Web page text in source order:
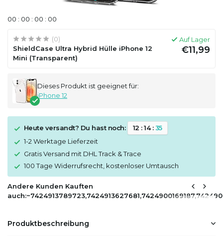
00 : 00 : 00 : 00
(0)
ShieldCase Ultra Hybrid Hülle iPhone 12
Mini (Transparent)
Auf Lager
€11,99
Dieses Produkt ist geeignet für:
iPhone 12
Heute versandt? Du hast noch: 12 :14:35
1-2 Werktage Lieferzeit
Gratis Versand mit DHL Track & Trace
100 Tage Widerrufsrecht, kostenloser Umtausch
Andere Kunden Kauften
Produktbeschreibung